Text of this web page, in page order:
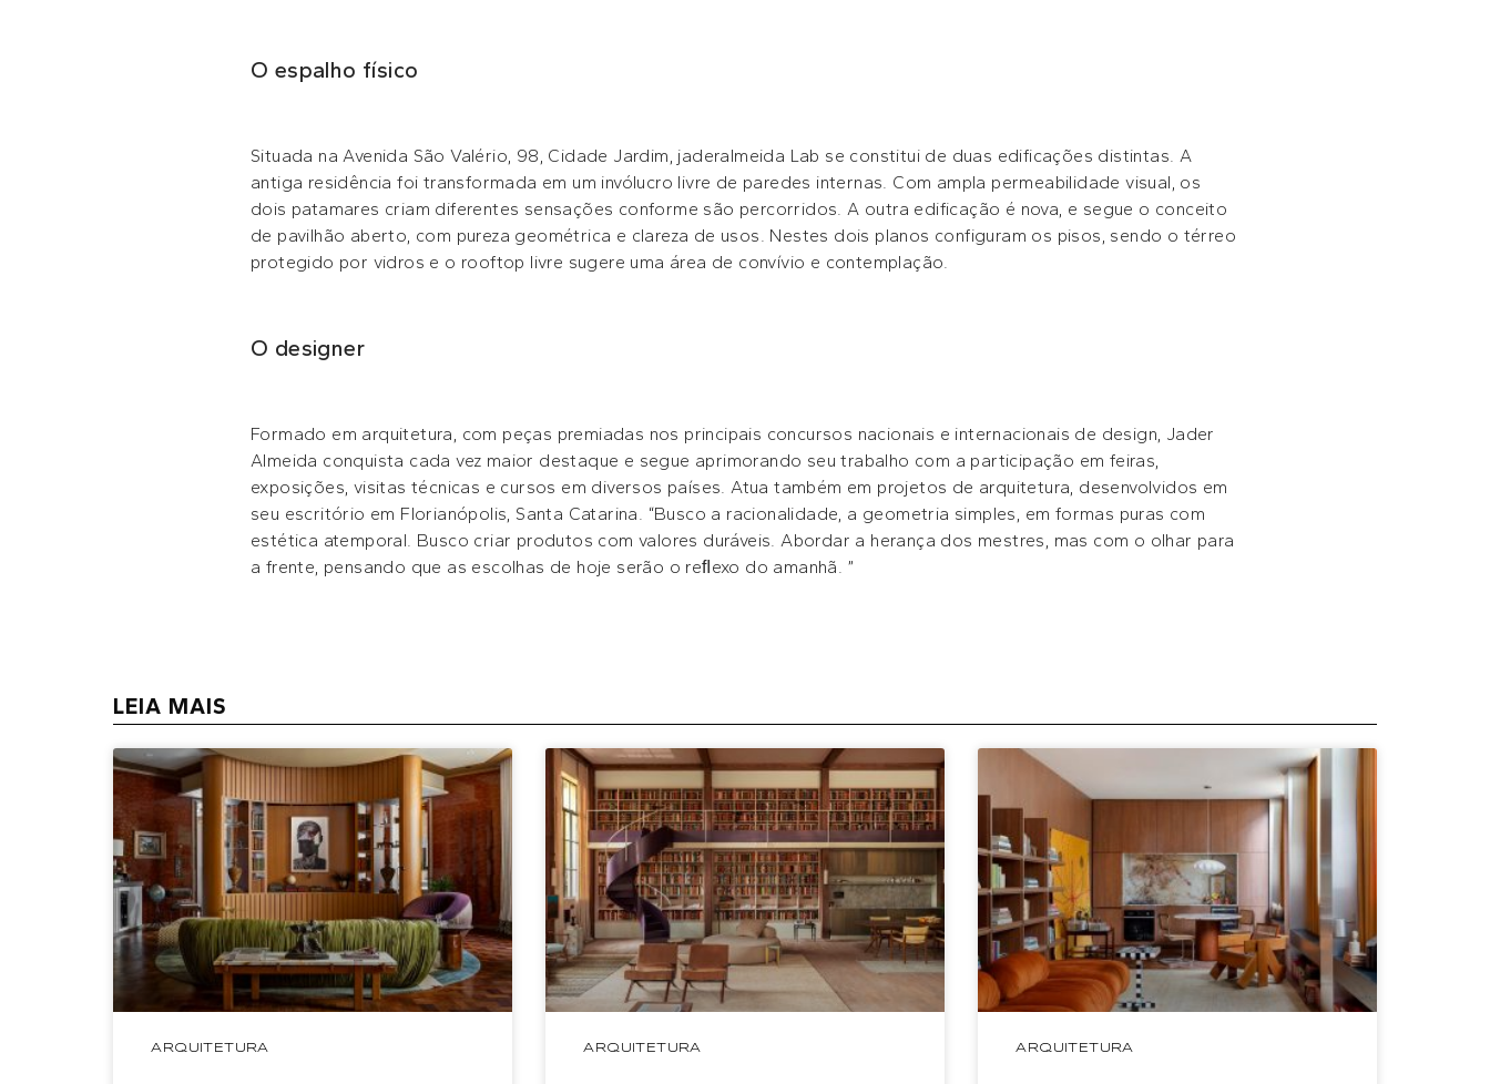
O espalho físico
Situada na Avenida São Valério, 98, Cidade Jardim, jaderalmeida Lab se constitui de duas edificações distintas. A
antiga residência foi transformada em um invólucro livre de paredes internas. Com ampla permeabilidade visual, os
dois patamares criam diferentes sensações conforme são percorridos. A outra edificação é nova, e segue o conceito
de pavilhão aberto, com pureza geométrica e clareza de usos. Nestes dois planos configuram os pisos, sendo o térreo
protegido por vidros e o rooftop livre sugere uma área de convívio e contemplação.
O designer
Formado em arquitetura, com peças premiadas nos principais concursos nacionais e internacionais de design, Jader
Almeida conquista cada vez maior destaque e segue aprimorando seu trabalho com a participação em feiras,
exposições, visitas técnicas e cursos em diversos países. Atua também em projetos de arquitetura, desenvolvidos em
seu escritório em Florianópolis, Santa Catarina. “Busco a racionalidade, a geometria simples, em formas puras com
estética atemporal. Busco criar produtos com valores duráveis. Abordar a herança dos mestres, mas com o olhar para
a frente, pensando que as escolhas de hoje serão o reﬂexo do amanhã. ”
LEIA MAIS
ARQUITETURA ARQUITETURA ARQUITETURA